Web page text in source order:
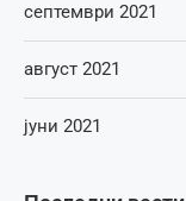
септември 2021
август 2021
јуни 2021